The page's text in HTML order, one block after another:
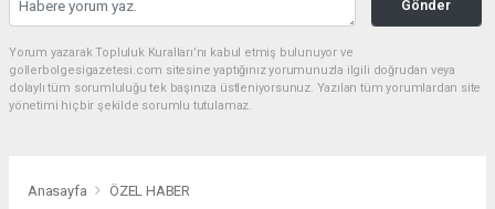
Gönder
Yorum yazarak Topluluk Kuralları’nı kabul etmiş bulunuyor ve
gollerbolgesigazetesi.com sitesine yaptığınız yorumunuzla ilgili doğrudan veya
dolaylı tüm sorumluluğu tek başınıza üstleniyorsunuz. Yazılan tüm yorumlardan site
yönetimi hiçbir şekilde sorumlu tutulamaz.
Anasayfa ÖZEL HABER